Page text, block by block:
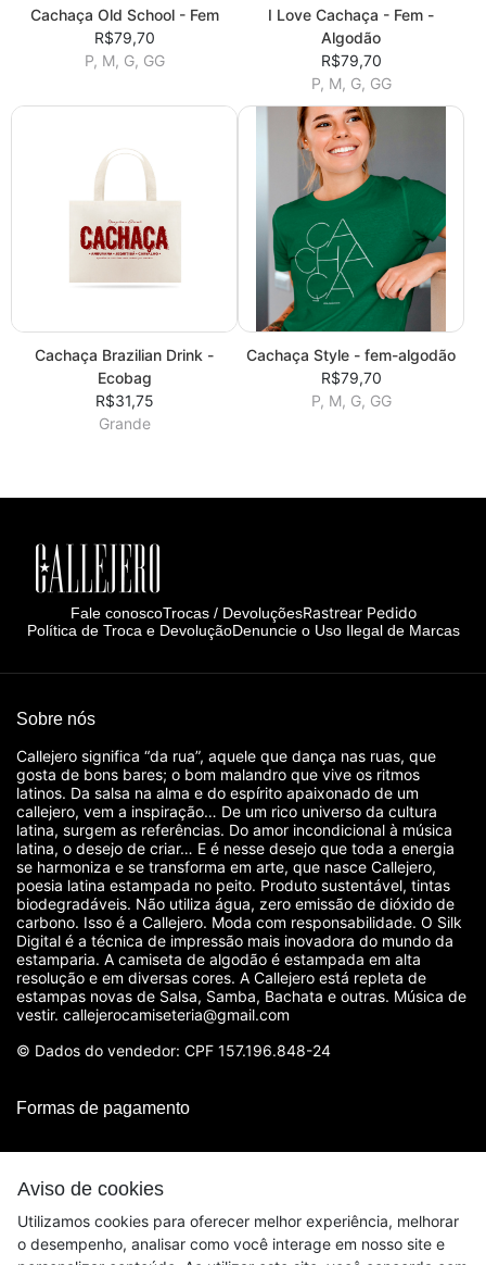
Cachaça Old School - Fem
R$79,70
P, M, G, GG
I Love Cachaça - Fem -
Algodão
R$79,70
P, M, G, GG
Cachaça Brazilian Drink -
Ecobag
R$31,75
Grande
Cachaça Style - fem-algodão
R$79,70
P, M, G, GG
Aviso de cookies
Utilizamos cookies para oferecer melhor experiência, melhorar
o desempenho, analisar como você interage em nosso site e
Fale conoscoTrocas / DevoluçõesRastrear Pedido
Política de Troca e DevoluçãoDenuncie o Uso Ilegal de Marcas
Sobre nós
Callejero significa “da rua”, aquele que dança nas ruas, que
gosta de bons bares; o bom malandro que vive os ritmos
latinos. Da salsa na alma e do espírito apaixonado de um
callejero, vem a inspiração… De um rico universo da cultura
latina, surgem as referências. Do amor incondicional à música
latina, o desejo de criar… E é nesse desejo que toda a energia
se harmoniza e se transforma em arte, que nasce Callejero,
poesia latina estampada no peito. Produto sustentável, tintas
biodegradáveis. Não utiliza água, zero emissão de dióxido de
carbono. Isso é a Callejero. Moda com responsabilidade. O Silk
Digital é a técnica de impressão mais inovadora do mundo da
estamparia. A camiseta de algodão é estampada em alta
resolução e em diversas cores. A Callejero está repleta de
estampas novas de Salsa, Samba, Bachata e outras. Música de
vestir. callejerocamiseteria@gmail.com
© Dados do vendedor: CPF 157.196.848-24
Formas de pagamento